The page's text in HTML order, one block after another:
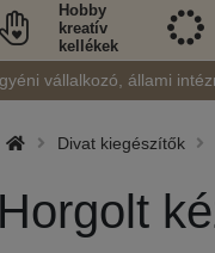
Hobby
kreatív
kellékek
vállalkozó, állami
Divat kiegészítők
Horgolt